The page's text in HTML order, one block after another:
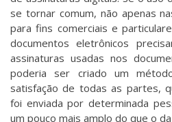
se tornar comum, não apenas
para fins comerciais e
documentos eletrônicos
assinaturas usadas nos
poderia ser criado um
satisfação de todas as partes,
foi enviada por determinada
um pouco mais amplo do que o